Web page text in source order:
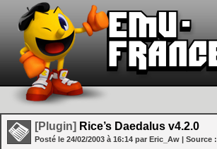
[Plugin] Rice’s Daedalus v4.2.0
Posté le 24/02/2003 à 16:14 par Eric_Aw | Source :